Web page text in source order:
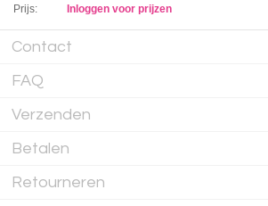
Prijs:
Inloggen voor prijzen
Contact
FAQ
Verzenden
Betalen
Retourneren